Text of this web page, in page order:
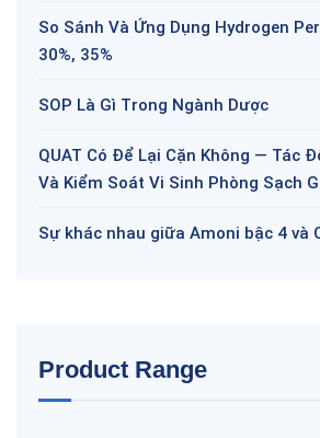
So Sánh Và Ứng Dụng Hydrogen
30%, 35%
SOP Là Gì Trong Ngành Dược
QUAT Có Để Lại Cặn Không — Tác
Và Kiểm Soát Vi Sinh Phòng Sạch
Sự khác nhau giữa Amoni bậc 4 và
Product Range